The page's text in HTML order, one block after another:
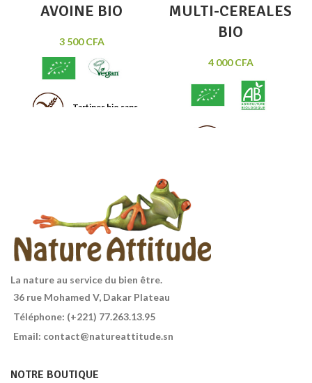
AVOINE BIO
3 500CFA
Tartines bio sans
MULTI-CEREALES
BIO
4 000CFA
Gluten
La nature au service du bien être.
36 rue Mohamed V, Dakar Plateau
Téléphone: (+221) 77.263.13.95
Email: contact@natureattitude.sn
NOTRE BOUTIQUE